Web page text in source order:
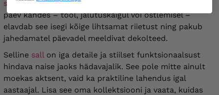
sügisese mantliga, lisades värske ja erksa nüansi. Iga
päev kandes – tööl, jalutuskäigul või ostlemisel –
elavdab see isegi kõige lihtsamat riietust ning pakub
jahedamatel päevadel meeldivat dekolteed.
Selline sallon iga detaile ja stiilset funktsionaalsust
hindava naise jaoks hädavajalik. See pole mitte ainult
moekas aktsent, vaid ka praktiline lahendus igal
aastaajal. Lisa see oma kollektsiooni ja vaata, kuidas